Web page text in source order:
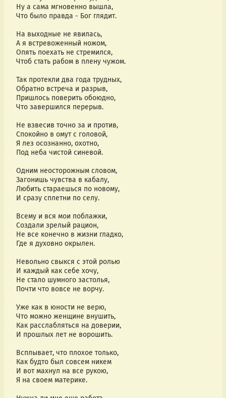
Ну а сама мгновенно вышла,
Что было правда - Бог глядит.
На выходные не явилась,
А я встревоженный ножом,
Опять поехать не стремился,
Чтоб стать рабом в плену чужом.
Так протекли два года трудных,
Обратно встреча и разрыв,
Пришлось поверить обоюдно,
Что завершился перерыв.
Не взвесив точно за и против,
Спокойно в омут с головой,
Я лез осознанно, охотно,
Под неба чистой синевой.
Одним неосторожным словом,
Загонишь чувства в кабалу,
Любить стараешься по новому,
И сразу сплетни по селу.
Всему и вся мои поблажки,
Создали зрелый рацион,
Не все конечно в жизни гладко,
Где я духовно окрылен.
Невольно свыкся с этой ролью
И каждый как себе хочу,
Не стало шумного застолья,
Почти что вовсе не ворчу.
Уже как в юности не верю,
Что можно женщине внушить,
Как расслабляться на доверии,
И прошлых лет не ворошить.
Всплывает, что плохое только,
Как будто был совсем никем
И вот махнул на все рукою,
Я на своем материке.